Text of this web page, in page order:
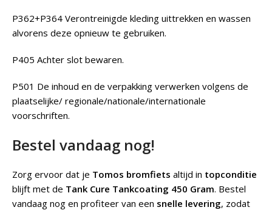
P362+P364 Verontreinigde kleding uittrekken en wassen
alvorens deze opnieuw te gebruiken.
P405 Achter slot bewaren.
P501 De inhoud en de verpakking verwerken volgens de
plaatselijke/ regionale/nationale/internationale
voorschriften.
Bestel vandaag nog!
Zorg ervoor dat je Tomos bromfiets altijd in topconditie
blijft met de Tank Cure Tankcoating 450 Gram. Bestel
vandaag nog en profiteer van een snelle levering, zodat